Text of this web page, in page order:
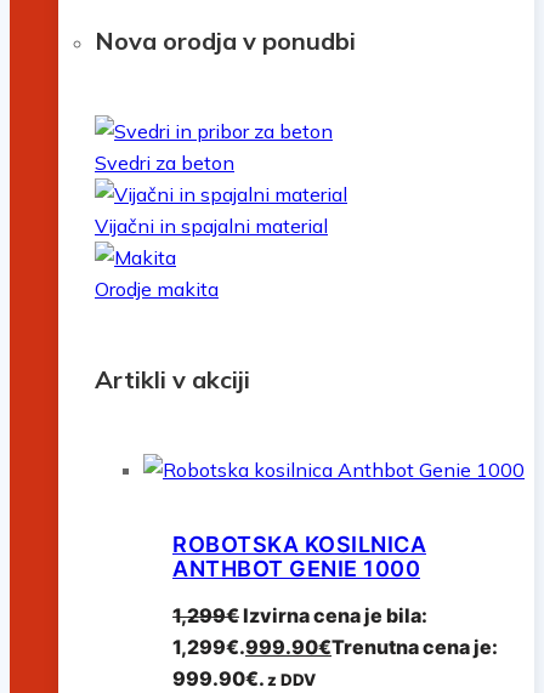
Nova orodja v ponudbi
Svedri za beton
Vijačni in spajalni material
Orodje makita
Artikli v akciji
ROBOTSKA KOSILNICA
ANTHBOT GENIE 1000
1,299€Izvirna cena je bila:
1,299€.999.90€Trenutna cena je:
999.90€.z DDV